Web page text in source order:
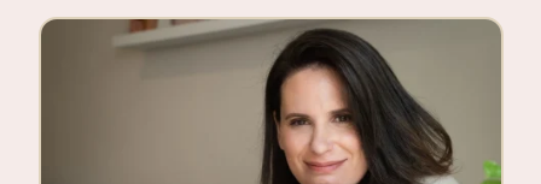
בלוג
צרי קשר